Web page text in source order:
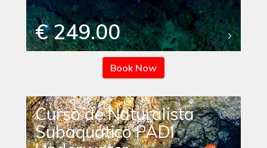
€ 249.00
Book Now
Curso de Naturalista
Subaquático PADI